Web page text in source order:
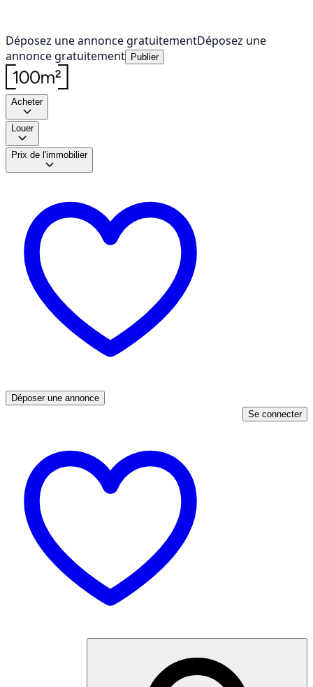
Déposez une annonce gratuitementDéposez une
annonce gratuitement
Publier
Acheter
Louer
Prix de l'immobilier
Déposer une annonce
Se connecter